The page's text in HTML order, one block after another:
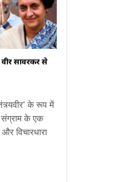
सावरकर से
के रूप में
संग्राम के एक
विचारधारा